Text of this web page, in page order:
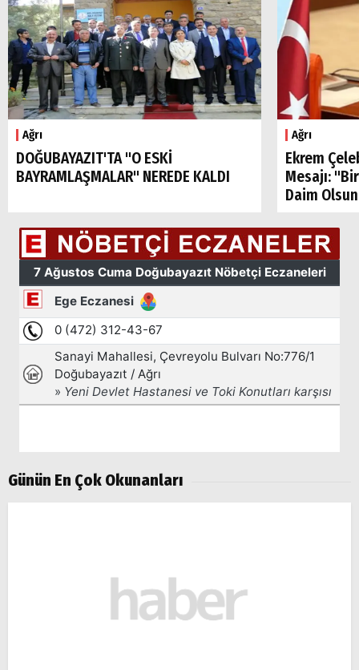
Ağrı
DOĞUBAYAZIT'TA "O ESKİ
BAYRAMLAŞMALAR" NEREDE KALDI
Ağrı
Ekrem
Mesajı:
Daim
Günün En Çok Okunanları
Ağrı
Doğubayazıt